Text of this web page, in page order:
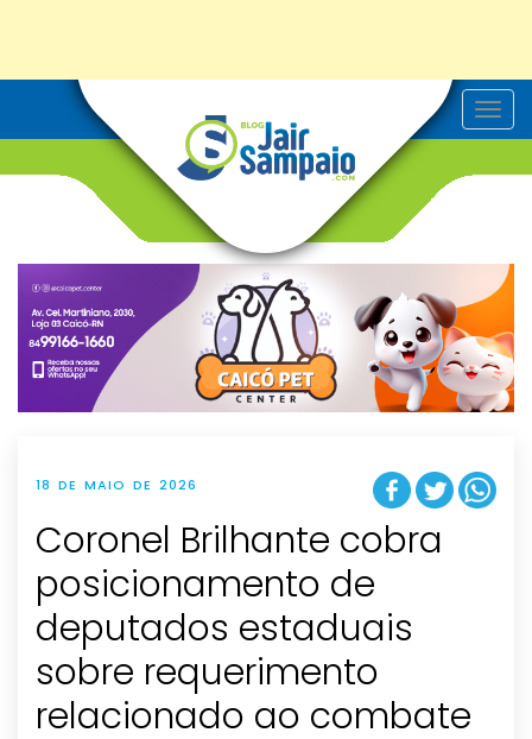
T
o
v
g
t
i
o
n
18 DE MAIO DE 2026
Coronel Brilhante cobra
posicionamento de
deputados estaduais
sobre requerimento
relacionado ao combate